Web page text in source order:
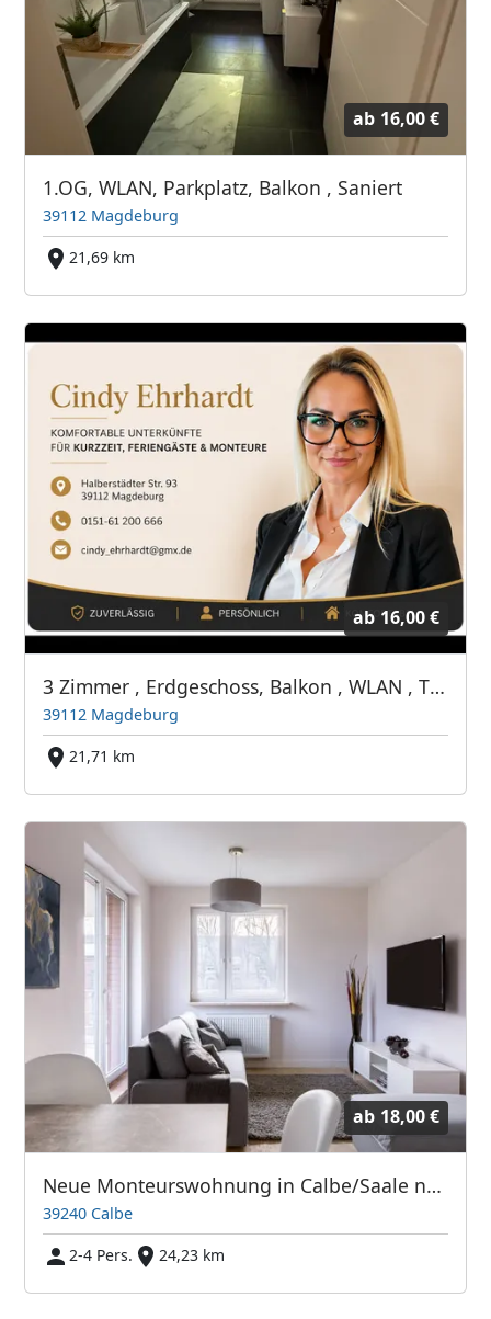
ab 16,00 €
1.OG, WLAN, Parkplatz, Balkon , Saniert
39112 Magdeburg
21,69 km
ab 16,00 €
3 Zimmer , Erdgeschoss, Balkon , WLAN , TOP LAGE
39112 Magdeburg
21,71 km
ab 18,00 €
Neue Monteurswohnung in Calbe/Saale nähe Magdeburg
39240 Calbe
2-4 Pers.
24,23 km